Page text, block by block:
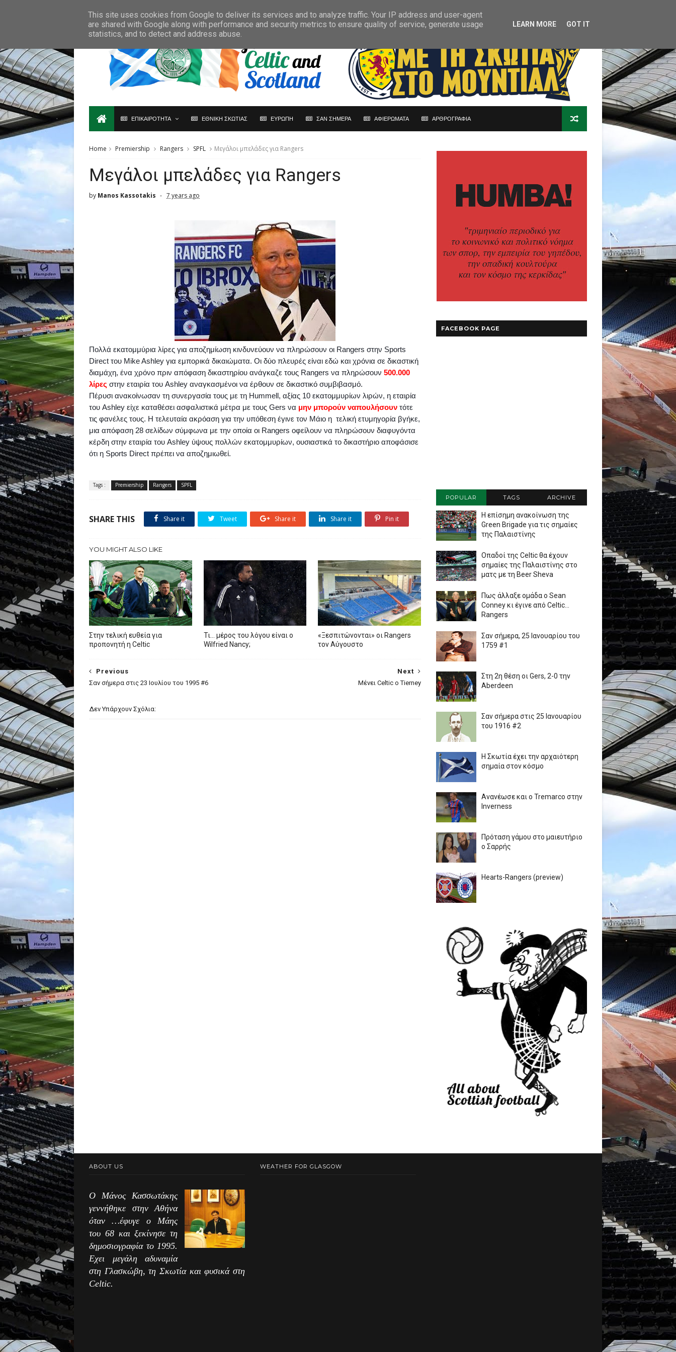
ΕΠΙΚΑΙΡΟΤΗΤΑ ΕΘΝΙΚΗ ΣΚΩΤΙΑΣ ΕΥΡΩΠΗ ΣΑΝ ΣΗΜΕΡΑ ΑΦΙΕΡΩΜΑΤΑ ΑΡΘΡΟΓΡΑΦΙΑ
Home Premiership Rangers SPFL Μεγάλοι μπελάδες για Rangers
Μεγάλοι μπελάδες για Rangers
by Manos Kassotakis 7 years ago
Πολλά εκατομμύρια λίρες για αποζημίωση κινδυνεύουν να πληρώσουν οι Rangers στην Sports
Direct του MikeAshley για εμπορικά δικαιώματα. Οι δύο πλευρές είναι εδώ και χρόνια σε δικαστική
διαμάχη, ένα χρόνο πριν απόφαση δικαστηρίου ανάγκαζε τους Rangers να πληρώσουν 500.000
λίρες στην εταιρία του Ashley αναγκασμένοι να έρθουν σε δικαστικό συμβιβασμό.
Πέρυσι ανακοίνωσαν τη συνεργασία τους με τη Hummell, αξίας 10 εκατομμυρίων λιρών, η εταιρία
του Ashley είχε καταθέσει ασφαλιστικά μέτρα με τους Gers να μην μπορούν ναπουλήσουν τότε
τις φανέλες τους. Η τελευταία ακρόαση για την υπόθεση έγινε τον Μάιο η τελική ετυμηγορία βγήκε,
μια απόφαση 28 σελίδων σύμφωνα με την οποία οι Rangers οφείλουν να πληρώσουν διαφυγόντα
κέρδη στην εταιρία του Ashley ύψους πολλών εκατομμυρίων, ουσιαστικά το δικαστήριο αποφάσισε
ότι η Sports Direct πρέπει να αποζημιωθεί.
Tags : Premiership Rangers SPFL
SHARE THIS Share it Tweet Share it Share it Pin it
YOU MIGHT ALSO LIKE
Στην τελική ευθεία για
προπονητή η Celtic
Τι… μέρος του λόγου είναι ο
Wilfried Nancy;
«Ξεσπιτώνονται» οι Rangers
τον Αύγουστο
Next
Μένει Celtic o Tierney
Previous
Σαν σήμερα στις 23 Ιουλίου του 1995 #6
Δεν Υπάρχουν Σχόλια:
FACEBOOK PAGE
POPULAR TAGS ARCHIVE
Η επίσημη ανακοίνωση της
Green Brigade για τις σημαίες
της Παλαιστίνης
Οπαδοί της Celtic θα έχουν
σημαίες της Παλαιστίνης στο
ματς με τη Beer Sheva
Πως άλλαξε ομάδα ο Sean
Conney κι έγινε από Celtic...
Rangers
Σαν σήμερα, 25 Ιανουαρίου του
1759 #1
Στη 2η θέση οι Gers, 2-0 την
Aberdeen
Σαν σήμερα στις 25 Ιανουαρίου
του 1916 #2
Η Σκωτία έχει την αρχαιότερη
σημαία στον κόσμο
Ανανέωσε και ο Tremarco στην
Inverness
Πρόταση γάμου στο μαιευτήριο
ο Σαρρής
Hearts-Rangers (preview)
ABOUT US
Ο Μάνος Κασσωτάκης
γεννήθηκε στην Αθήνα
όταν …έφυγε ο Μάης
του 68 και ξεκίνησε τη
δημοσιογραφία το 1995.
Εχει μεγάλη αδυναμία
στη Γλασκώβη, τη Σκωτία και φυσικά στη
Celtic.
WEATHER FOR GLASGOW
This site uses cookies from Google to deliver its services and to analyze traffic. Your IP address and user-agent
are shared with Google along with performance and security metrics to ensure quality of service, generate usage
statistics, and to detect and address abuse.
LEARN MORE GOT IT